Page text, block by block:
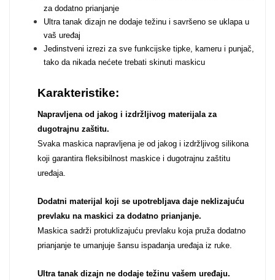
za dodatno prianjanje
Ultra tanak dizajn ne dodaje težinu i savršeno se uklapa u
vaš uređaj
Jedinstveni izrezi za sve funkcijske tipke, kameru i punjač,
tako da nikada nećete trebati skinuti maskicu
Karakteristike:
Napravljena od jakog i izdržljivog materijala za
dugotrajnu zaštitu.
Svaka maskica napravljena je od jakog i izdržljivog silikona
koji garantira fleksibilnost maskice i dugotrajnu zaštitu
uređaja.
Dodatni materijal koji se upotrebljava daje neklizajuću
prevlaku na maskici za dodatno prianjanje.
Maskica sadrži protuklizajuću prevlaku koja pruža dodatno
prianjanje te umanjuje šansu ispadanja uređaja iz ruke.
Ultra tanak dizajn ne dodaje težinu vašem uređaju.
Za njega Za nju
Svijet životinja
Mandale / Cvjetni
motivi
Citati & Stihovi